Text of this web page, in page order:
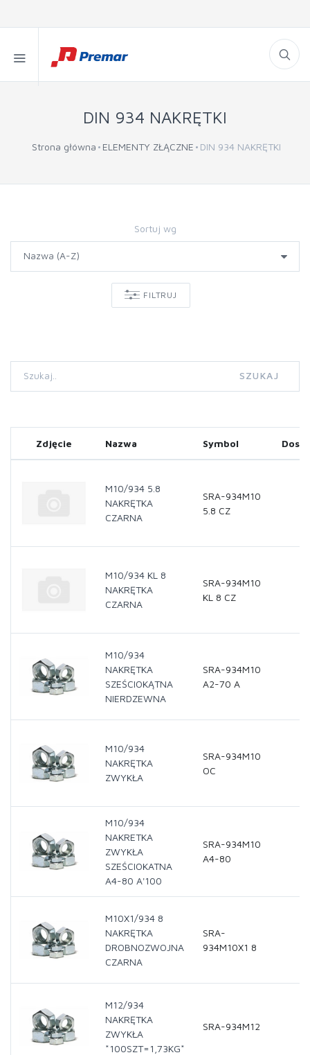
DIN 934 NAKRĘTKI
Strona główna ELEMENTY ZŁĄCZNE DIN 934 NAKRĘTKI
Sortuj wg
FILTRUJ
SZUKAJ
Zdjęcie Nazwa Symbol
M10/934 5.8
NAKRĘTKA
CZARNA
SRA-934M10
5.8 CZ
M10/934 KL 8
NAKRĘTKA
CZARNA
SRA-934M10
KL 8 CZ
M10/934
NAKRĘTKA
SZEŚCIOKĄTNA
NIERDZEWNA
SRA-934M10
A2-70 A
M10/934
NAKRĘTKA
ZWYKŁA
SRA-934M10
OC
M10/934
NAKRETKA
ZWYKŁA
SZEŚCIOKATNA
A4-80 A'100
SRA-934M10
A4-80
M10X1/934 8
NAKRĘTKA
DROBNOZWOJNA
CZARNA
SRA-
934M10X1 8
M12/934
NAKRĘTKA
ZWYKŁA
*100SZT=1,73KG*
SRA-934M12